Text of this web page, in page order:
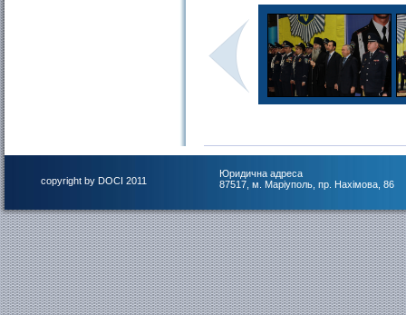
copyright by DOCI 2011
Юридична адреса
87517, м. Маріуполь, пр. Нахімова, 86